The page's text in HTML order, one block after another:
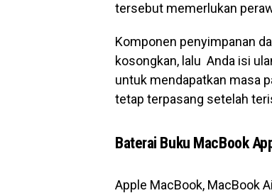
tersebut memerlukan
Komponen penyimpanan
kosongkan, lalu Anda isi
untuk mendapatkan masa
tetap terpasang setelah
Baterai Buku MacBook
Apple MacBook, MacBook